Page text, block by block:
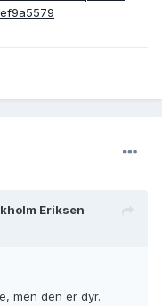
Eriksen
men den er dyr.